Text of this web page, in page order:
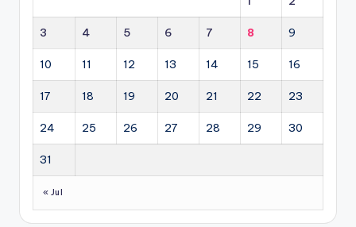
3 4 5 6 7 8 9
10 11 12 13 14 15 16
17 18 19 20 21 22 23
24 25 26 27 28 29 30
31
« Jul